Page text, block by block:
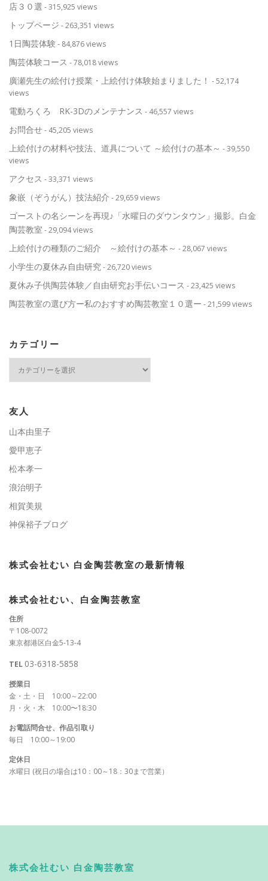
店３０選 - 315,925 views
トップページ - 263,351 views
1日陶芸体験 - 84,876 views
陶芸体験コース - 78,018 views
廣瀬先生の絵付け授業・上絵付け体験始まりました！ - 52,174
views
電動ろくろ RK-3Dのメンテナンス - 46,557 views
お問合せ- 45,205 views
上絵付けの材料や技法、道具について ～絵付けの基本～ - 39,550
views
アクセス - 33,371 views
象嵌（ぞうがん）技法紹介 - 29,659 views
ゴーストの名シーンを再現♪「水曜日のダウンタウン」撮影。白金
陶芸教室 - 29,094 views
上絵付けの種類のご紹介 ～絵付けの基本～ - 28,067 views
小学生の夏休み自由研究- 26,720 views
夏休み子供陶芸体験／自由研究お手伝いコース - 23,425 views
陶芸教室の選び方ー私のおすすめ陶芸教室１０選ー - 21,599 views
カテゴリー
ー
友人
山本由里子
愛甲恵子
松本孝一
浪治明子
相賀美規
神保裕子ブログ
株式会社むい 白金陶芸教室の最新情報
株式会社むい、白金陶芸教室
住所
〒108-0072
東京都港区白金5-13-4
TEL 03-6318-5858
授業日
金・土・日 10:00～22:00
月・火・木 10:00〜18:30
お電話問合せ、作品引取り
毎日 10:00～19:00
定休日
水曜日 (祝日の場合は10：00～18：30まで営業）
株式会社むい 白金陶芸教室